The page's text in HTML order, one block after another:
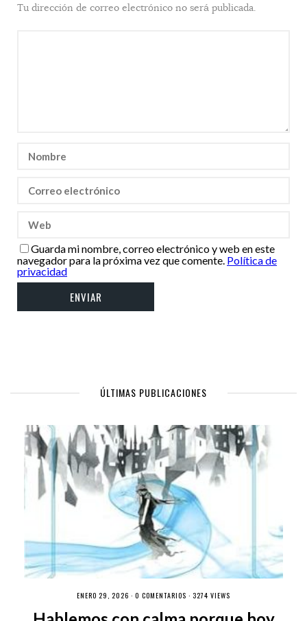
Tu dirección de correo electrónico no será publicada.
Guarda mi nombre, correo electrónico y web en este
navegador para la próxima vez que comente. Política de
privacidad
ÚLTIMAS PUBLICACIONES
ENERO 29, 2026 · 0 COMENTARIOS · 3274 VIEWS